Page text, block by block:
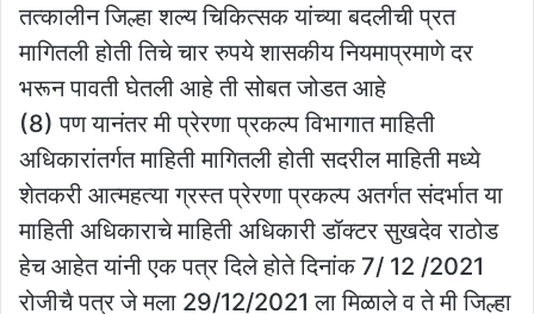
तत्कालीन जिल्हा शल्य चिकित्सक यांच्या बदलीची प्रत
मागितली होती तिचे चार रुपये शासकीय नियमाप्रमाणे दर
भरून पावती घेतली आहे ती सोबत जोडत आहे
(8) पण यानंतर मी प्रेरणा प्रकल्प विभागात माहिती
अधिकारांतर्गत माहिती मागितली होती सदरील माहिती मध्ये
शेतकरी आत्महत्या ग्रस्त प्रेरणा प्रकल्प अतर्गत संदर्भात या
माहिती अधिकाराचे माहिती अधिकारी डॉक्टर सुखदेव राठोड
हेच आहेत यांनी एक पत्र दिले होते दिनांक 7/ 12 /2021
रोजीचै पत्र जे मला 29/12/2021 ला मिळाले व ते मी जिल्हा